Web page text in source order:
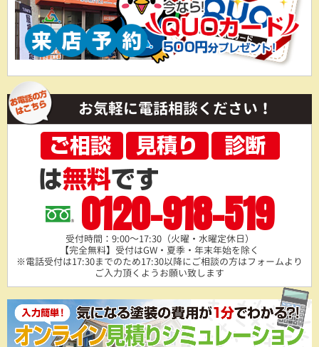
お気軽に電話相談ください！
0120-918-519
受付時間：9:00～17:30（火曜・水曜定休日）
【完全無料】受付はGW・夏季・年末年始を除く
※電話受付は17:30までのため17:30以降にご相談の方はフォームより
ご入力頂くようお願い致します